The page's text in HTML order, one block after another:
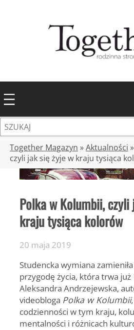
z
Together Magazyn »Aktualności »
czyli jak się żyje w kraju tysiąca
Polka w Kolumbii,
kraju tysiąca kolorów
20 maja 2019
Studencka wymiana
przygodę życia, która trwa już
Aleksandra Andrzejewska,
videobloga Polka w Kolumbii
codzienności w tym kraju,
mentalności i różnicach